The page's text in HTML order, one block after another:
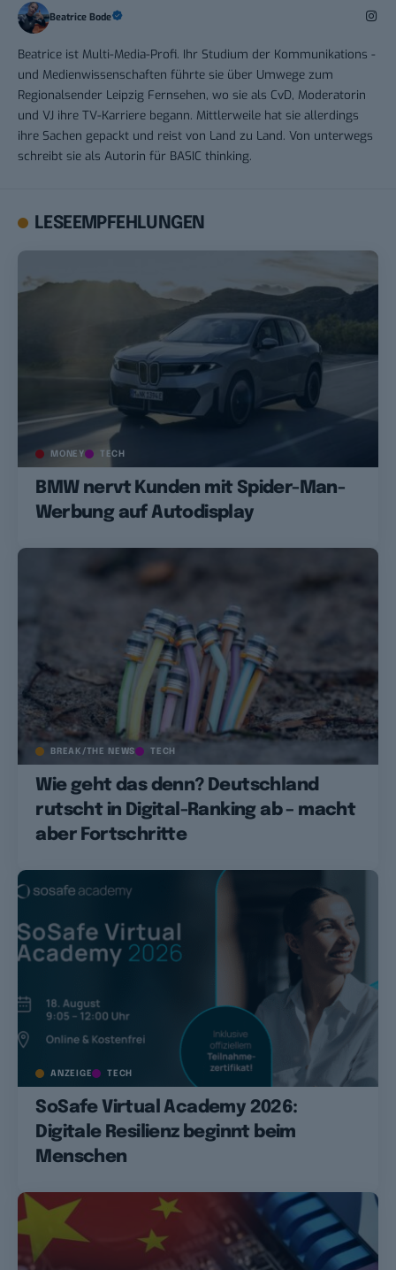
Beatrice Bode
Beatrice ist Multi-Media-Profi. Ihr Studium der Kommunikations -
und Medienwissenschaften führte sie über Umwege zum
Regionalsender Leipzig Fernsehen, wo sie als CvD, Moderatorin
und VJ ihre TV-Karriere begann. Mittlerweile hat sie allerdings
ihre Sachen gepackt und reist von Land zu Land. Von unterwegs
schreibt sie als Autorin für BASIC thinking.
LESEEMPFEHLUNGEN
MONEY TECH
BMW nervt Kunden mit Spider-Man-
Werbung auf Autodisplay
BREAK/THE NEWS TECH
Wie geht das denn? Deutschland
rutscht in Digital-Ranking ab – macht
aber Fortschritte
ANZEIGE TECH
SoSafe Virtual Academy 2026:
Digitale Resilienz beginnt beim
Menschen